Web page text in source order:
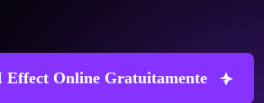
Effect Online Gratuitamente